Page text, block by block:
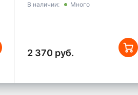
В наличии: Много
2 370 руб.